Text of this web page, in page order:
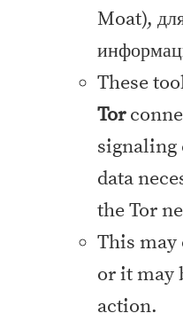
Moat),
These
Tor
signaling
data
the Tor
This
or it may
action.